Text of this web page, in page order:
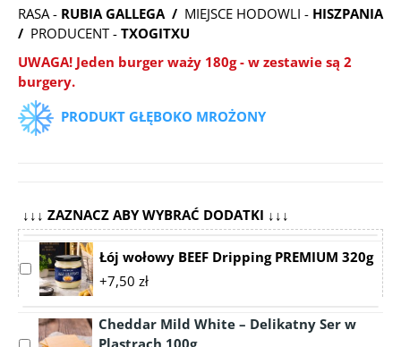
RASA - RUBIA GALLEGA / MIEJSCE HODOWLI - HISZPANIA
/ PRODUCENT - TXOGITXU
UWAGA! Jeden burger waży 180g- w zestawie są 2
burgery.
PRODUKT GŁĘBOKO MROŻONY
↓↓↓ ZAZNACZ ABY WYBRAĆ DODATKI ↓↓↓
Select
accessory
wołowy
Łój wołowy BEEF Dripping PREMIUM 320g
+7,50 zł
Cheddar Mild White – Delikatny Ser w
Plastrach 100g